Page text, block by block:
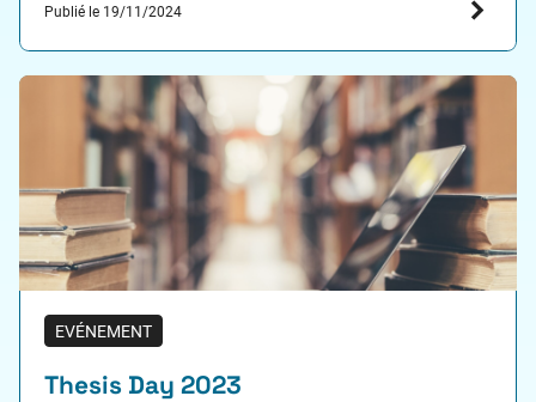
Classifieurs d’Images. Résumé de la thèse : Les
Publié le 19/11/2024
EVÉNEMENT
Thesis Day 2023